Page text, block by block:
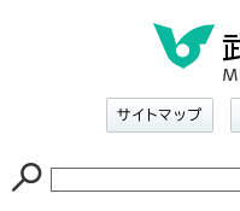
サイトマップ